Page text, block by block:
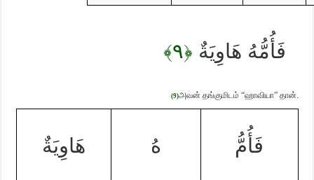
فَأُمُّهُ هَاوِيَةٌ ﴿٩﴾
(9)அவன் தங்குமிடம் “ஹாவியா” தான்.
هَاوِيَةٌ هُ فَأُمُّ